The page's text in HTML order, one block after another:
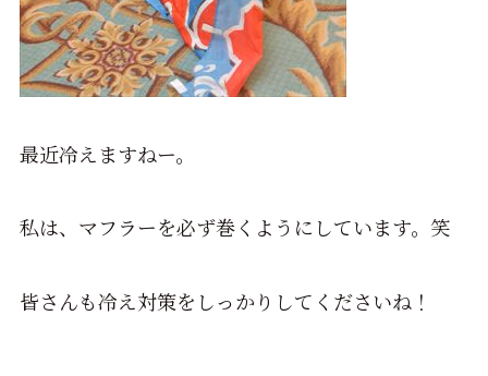
最近冷えますねー。
私は、マフラーを必ず巻くようにしています。笑
皆さんも冷え対策をしっかりしてくださいね！